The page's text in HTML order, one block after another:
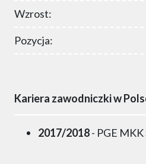
Wzrost:
Pozycja:
Kariera zawodniczki w
2017/2018- PGE